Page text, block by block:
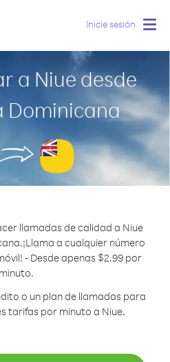
Inicie sesión
a Niue desde
Dominicana
llamadas de calidad a Niue
¡Llama a cualquier número
- Desde apenas $2.99 por
minuto.
o un plan de llamadas para
tarifas por minuto a Niue.